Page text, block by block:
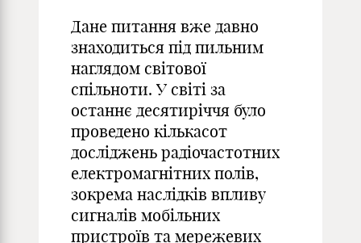
Дане питання вже давно
знаходиться під пильним
наглядом світової
спільноти. У світі за
останнє десятиріччя було
проведено кількасот
досліджень радіочастотних
електромагнітних полів,
зокрема наслідків впливу
сигналів мобільних
пристроїв та мережевих